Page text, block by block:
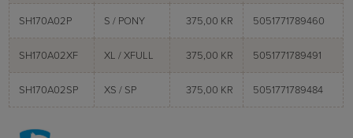
SH170A02P S / PONY 375,00 KR 5051771789460
SH170A02XF XL / XFULL 375,00 KR 5051771789491
SH170A02SP XS / SP 375,00 KR 5051771789484